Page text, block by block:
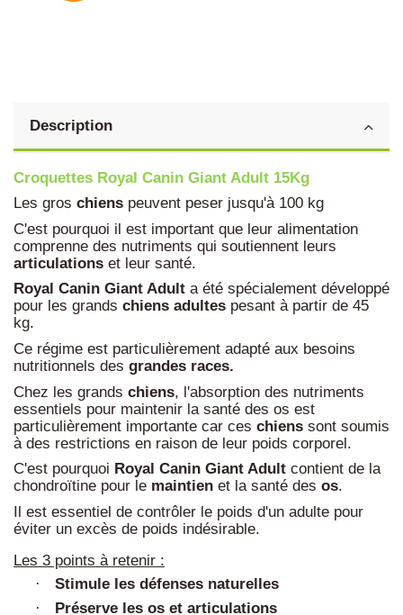
Description
Croquettes Royal Canin Giant Adult 15Kg
Les gros chiens peuvent peser jusqu'à 100 kg
C'est pourquoi il est important que leur alimentation
comprenne des nutriments qui soutiennent leurs
articulations et leur santé.
Royal Canin Giant Adult a été spécialement développé
pour les grands chiens adultes pesant à partir de 45
kg.
Ce régime est particulièrement adapté aux besoins
nutritionnels des grandes races.
Chez les grands chiens, l'absorption des nutriments
essentiels pour maintenir la santé des os est
particulièrement importante car ces chiens sont soumis
à des restrictions en raison de leur poids corporel.
C'est pourquoi Royal Canin Giant Adult contient de la
chondroïtine pour le maintien et la santé des os.
Il est essentiel de contrôler le poids d'un adulte pour
éviter un excès de poids indésirable.
Les 3 points à retenir :
· Stimule les défenses naturelles
· Préserve les os et articulations